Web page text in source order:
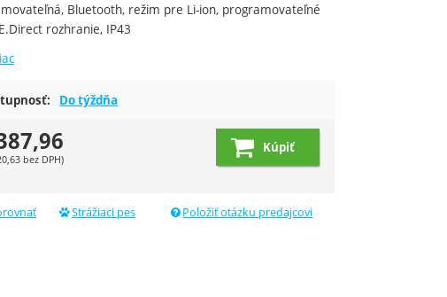
Bluetooth, režim pre Li-ion, programovateľné
rozhranie, IP43
Do týždňa
bez DPH)
Kúpiť
Strážiaci pes Položiť otázku predajcovi